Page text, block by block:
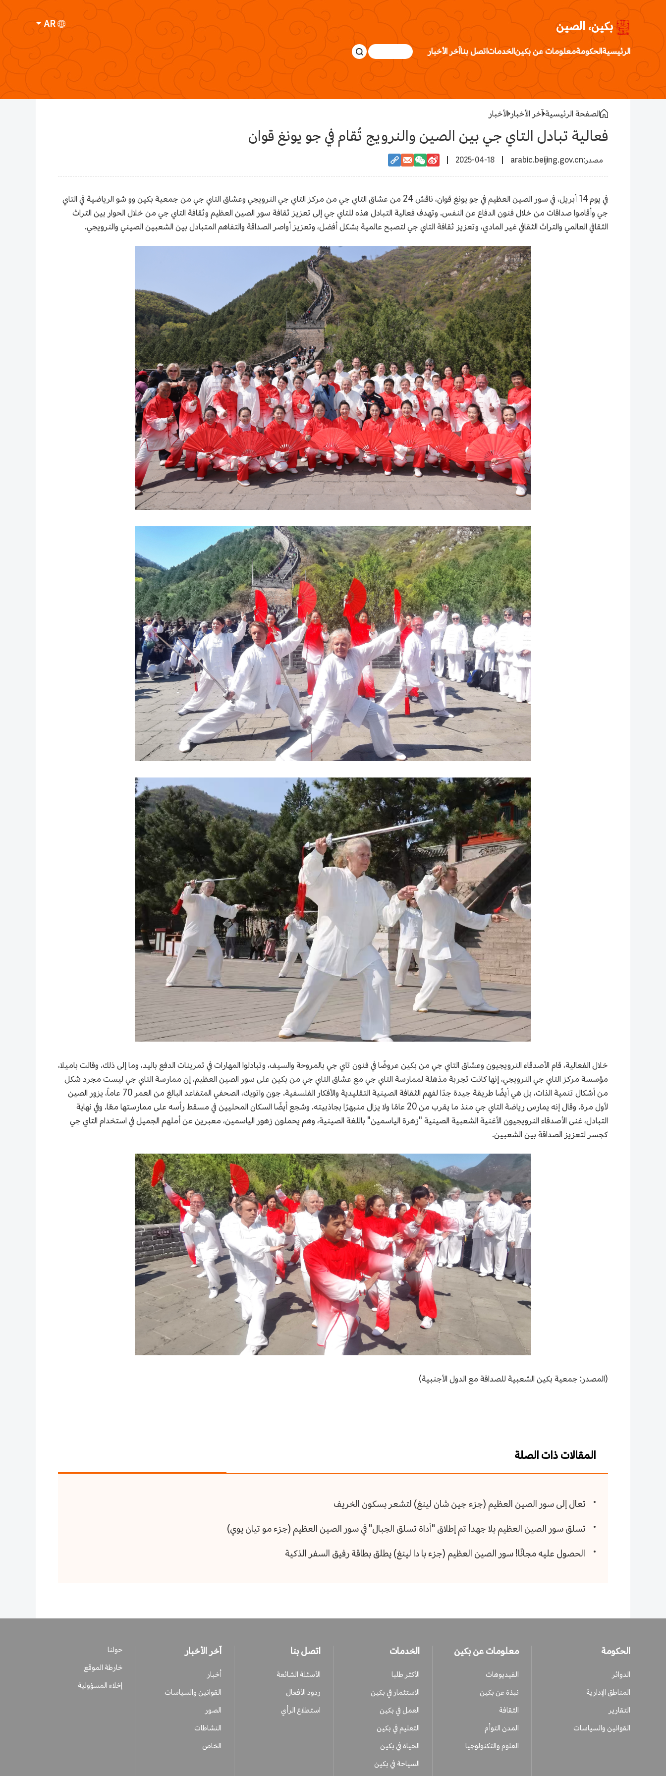
بكين، الصين AR
الرئيسيةالحكومةمعلومات عن بكينالخدماتاتصل بناآخر الأخبار
الصفحة الرئيسيةآخر الأخبار الأخبار
فعالية تبادل التاي جي بين الصين والنرويج تُقام في جو يونغ قوان
arabic.beijing.gov.cn
2025-04-18
في يوم 14 أبريل، في سور الصين العظيم في جو يونغ قوان، ناقش 24 من عشاق التاي جي من مركز التاي جي النرويجي وعشاق التاي جي من جمعية بكين وو شو الرياضية في التاي
جي وأقاموا صداقات من خلال فنون الدفاع عن النفس. وتهدف فعالية التبادل هذه للتاي جي إلى تعزيز ثقافة سور الصين العظيم وثقافة التاي جي من خلال الحوار بين التراث
الثقافي العالمي والتراث الثقافي غير المادي، وتعزيز ثقافة التاي جي لتصبح عالمية بشكل أفضل، وتعزيز أواصر الصداقة والتفاهم المتبادل بين الشعبين الصيني والنرويجي.
خلال الفعالية، قام الأصدقاء النرويجيون وعشاق التاي جي من بكين عروضًا في فنون تاي جي بالمروحة والسيف، وتبادلوا المهارات في تمرينات الدفع باليد، وما إلى ذلك. وقالت باميلا،
مؤسسة مركز التاي جي النرويجي، إنها كانت تجربة مذهلة لممارسة التاي جي مع عشاق التاي جي من بكين على سور الصين العظيم. إن ممارسة التاي جي ليست مجرد شكل
من أشكال تنمية الذات، بل هي أيضًا طريقة جيدة جدًا لفهم الثقافة الصينية التقليدية والأفكار الفلسفية. جون واتويك، الصحفي المتقاعد البالغ من العمر 70 عاماً، يزور الصين
لأول مرة. وقال إنه يمارس رياضة التاي جي منذ ما يقرب من 20 عامًا ولا يزال منبهرًا بجاذبيته. وشجع أيضًا السكان المحليين في مسقط رأسه على ممارستها معًا. وفي نهاية
التبادل، غنى الأصدقاء النرويجيون الأغنية الشعبية الصينية "زهرة الياسمين" باللغة الصينية، وهم يحملون زهور الياسمين، معبرين عن أملهم الجميل في استخدام التاي جي
كجسر لتعزيز الصداقة بين الشعبين.
(المصدر: جمعية بكين الشعبية للصداقة مع الدول الأجنبية)
المقالات ذات الصلة
تعال إلى سور الصين العظيم (جزء جين شان لينغ) لتشعر بسكون الخريف
تسلق سور الصين العظيم بلا جهد! تم إطلاق "أداة تسلق الجبال" في سور الصين العظيم (جزء مو تيان يوي)
الحصول عليه مجانًا! سور الصين العظيم (جزء با دا لينغ) يطلق بطاقة رفيق السفر الذكية
الحكومة
الدوائر
المناطق الإدارية
التقارير
القوانين والسياسات
معلومات عن بكين
الفيديوهات
نبذة عن بكين
الثقافة
المدن التوأم
العلوم والتكنولوجيا
الخدمات
الأكثر طلبا
الاستثمار في بكين
العمل في بكين
التعليم في بكين
الحياة في بكين
السياحة في بكين
اتصل بنا
الأسئلة الشائعة
ردود الأفعال
استطلاع الرأي
آخر الأخبار
أخبار
القوانين والسياسات
الصور
النشاطات
الخاص
حولنا
خارطة الموقع
إخلاء المسؤولية